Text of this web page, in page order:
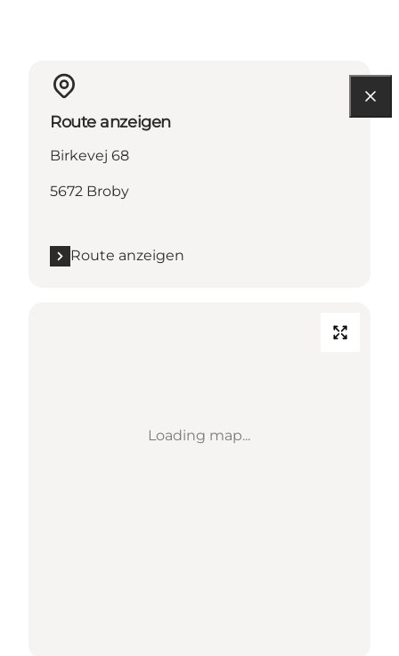
Route anzeigen
Birkevej 68
5672 Broby
Route anzeigen
Loading map...